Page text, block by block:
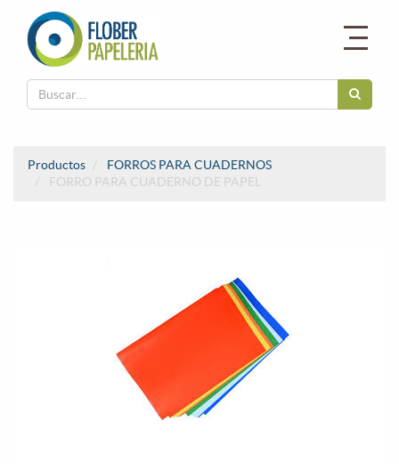
Productos
FORROS PARA CUADERNOS
FORRO PARA CUADERNO DE PAPEL